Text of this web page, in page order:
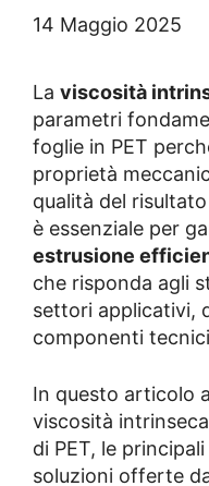
14 Maggio 2025
La viscosità
parametri
foglie in PET
proprietà
qualità del
è essenziale per
estrusione
che risponda agli
settori applicativi,
componenti
In questo articolo
viscosità
di PET, le
soluzioni offerte